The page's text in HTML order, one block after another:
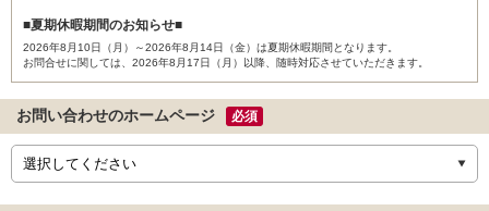
■夏期休暇期間のお知らせ■
2026年8月10日（月）～2026年8月14日（金）は夏期休暇期間となります。
お問合せに関しては、2026年8月17日（月）以降、随時対応させていただきます。
お問い合わせのホームページ 必須